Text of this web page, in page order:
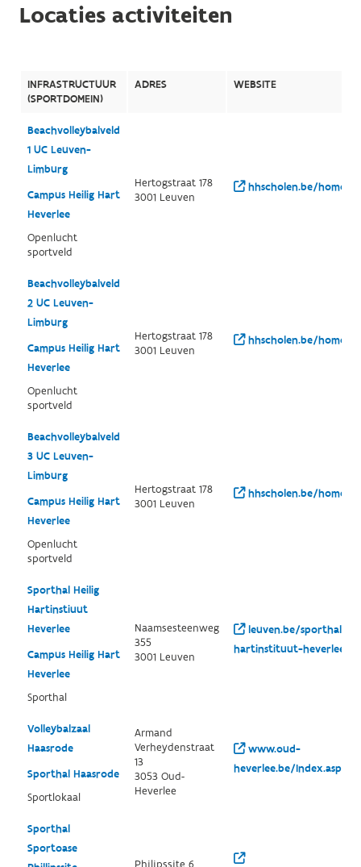
Locaties activiteiten
INFRASTRUCTUUR
(SPORTDOMEIN)
ADRES WEBSITE
Beachvolleybalveld
1 UC Leuven-
Limburg
Campus Heilig Hart
Heverlee
Openlucht
sportveld
Hertogstraat 178
3001 Leuven
hhscholen.be/home/
Beachvolleybalveld
2 UC Leuven-
Limburg
Campus Heilig Hart
Heverlee
Openlucht
sportveld
Hertogstraat 178
3001 Leuven
hhscholen.be/home/
Beachvolleybalveld
3 UC Leuven-
Limburg
Campus Heilig Hart
Heverlee
Openlucht
sportveld
Hertogstraat 178
3001 Leuven
hhscholen.be/home/
Sporthal Heilig
Hartinstiuut
Heverlee
Campus Heilig Hart
Heverlee
Sporthal
Naamsesteenweg
355
3001 Leuven
leuven.be/sporthal-
hartinstituut-heverlee
Volleybalzaal
Haasrode
Sporthal Haasrode
Sportlokaal
Armand
Verheydenstraat
13
3053 Oud-
Heverlee
www.oud-
heverlee.be/Index.aspx
Sporthal
Sportoase